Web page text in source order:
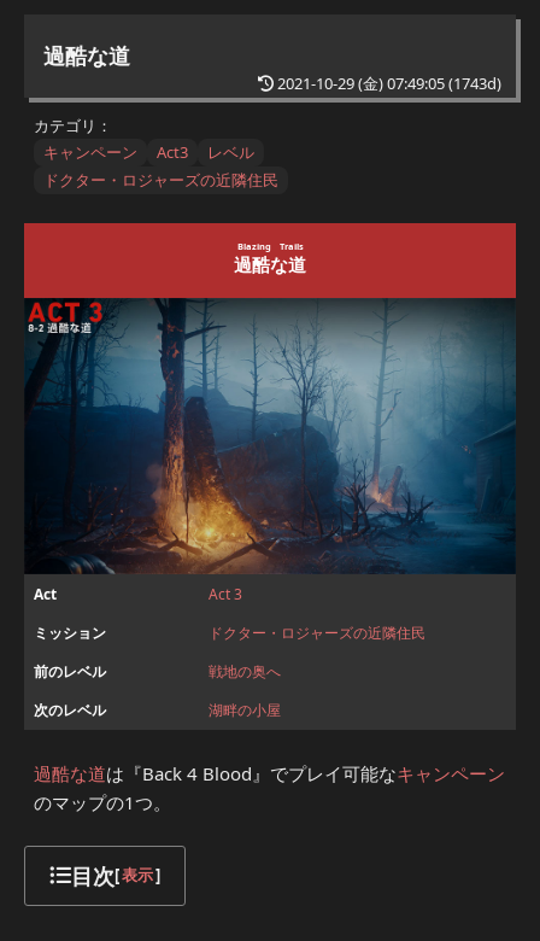
過酷な道
2021-10-29 (金) 07:49:05(1743d)
カテゴリ：
キャンペーン
Act3
レベル
ドクター・ロジャーズの近隣住民
過酷な道
Blazing Trails
Act
Act 3
ミッション
ドクター・ロジャーズの近隣住民
前のレベル
戦地の奥へ
次のレベル
湖畔の小屋
過酷な道は『Back 4 Blood』でプレイ可能なキャンペーン
のマップの1つ。
目次[表示]